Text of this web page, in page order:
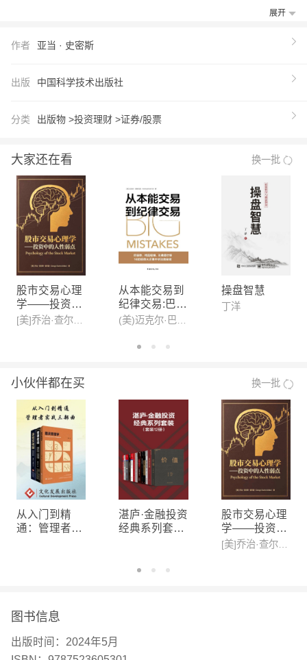
版问世之初，便受到格雷厄姆和巴菲特师徒的肯定和
事，呈现投资世界的真实怪象，而且带领我们一步一
参与者的属性和特征。他 ◎探访众多投资大师、基
大众投身股市的非理性行为； ◎对技术分析、随机
的崛起将对市场带来的冲力； ◎更是毫不留情地将
基金经理拉下神坛，直言不讳基金经理不比普通人聪
明，他们只是掌握更多信息； …… 本书揭示了没有
哪一种方法能在市场永久有效，书中充满深刻的见解
和高超的智慧，已经超越了时空的束缚，历久弥新。
【推荐语】
推荐理由1： 1967年，本书首版上市，至今仍风靡全
球，本书的股市理论和思路历经时间考验，书中描述
的金融现象仍旧在不断重演，对中国投资者有极好的
借鉴意义 推荐理由2： 诺贝尔首位经济学奖获得者
画鲜活生动，对上市公司的财报也做了精彩解读，撕
下机构投资者的神秘面纱 推荐理由3： 对不同的投
资门派深刻分析：技术分析派与随机漫步派的对比；
成长股策略存在的不足之处；算力提升，量化崛起的
苗头和趋势
【作者】
育家和实践者 ◎普林斯顿大学经济学系顾问委员会
委员 ◎《纽约时报》编辑委员会委员 起初，史密斯
斯录制的电视系列节目《亚当·史密斯的金钱世界》
不仅创了行业先河，艾美奖拿到手软，甚至还把节目
展开
作者 亚当 · 史密斯
出版 中国科学技术出版社
分类 出版物 >投资理财 >证券/股票
大家还在看 换一批
股市交易心理
学——投资中
的人性弱点[美]乔治·查尔斯·塞尔登(George Charles Selden)
从本能交易到
纪律交易:巴菲
特、格雷厄
等16位投资大
操盘智慧
丁洋
小伙伴都在买 换一批
从入门到精
通：管理者实
湛庐·金融投资
经典系列套装
股市交易心理
学——投资中
的人性弱点[美]乔治·查尔斯·塞尔登(George Charles Selden)
图书信息
出版时间： 2024年5月